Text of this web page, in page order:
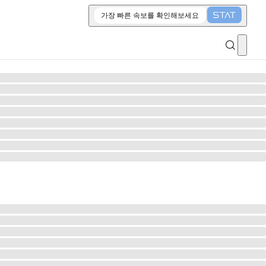
가장 빠른 속보를 확인해보세요